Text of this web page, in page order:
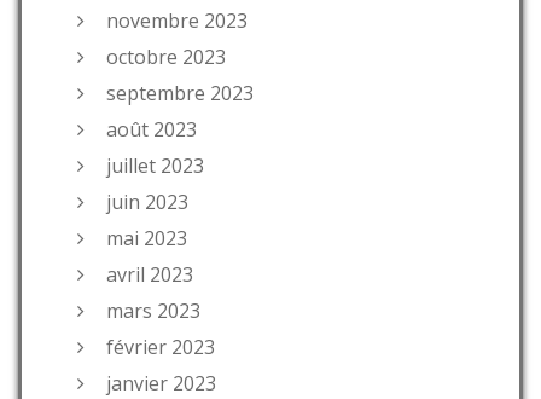
novembre 2023
octobre 2023
septembre 2023
août 2023
juillet 2023
juin 2023
mai 2023
avril 2023
mars 2023
février 2023
janvier 2023